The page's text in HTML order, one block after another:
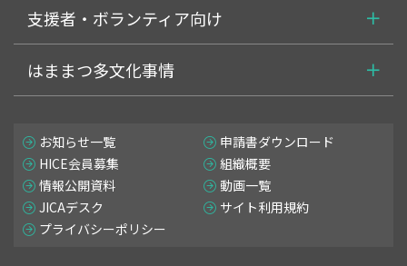
支援者・ボランティア向け
はままつ多文化事情
お知らせ一覧
申請書ダウンロード
HICE会員募集
組織概要
情報公開資料
動画一覧
JICAデスク
サイト利用規約
プライバシーポリシー